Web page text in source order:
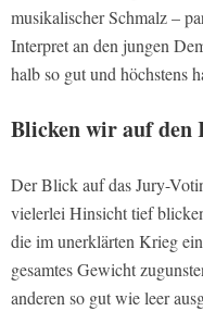
musikalischer Schmalz –
Interpret an den jungen
halb so gut und höchstens
Blicken wir auf den
Der Blick auf das Jury-
vielerlei Hinsicht tief
die im unerklärten Krieg
gesamtes Gewicht
anderen so gut wie leer